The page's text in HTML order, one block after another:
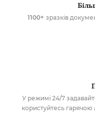
1100+ зразків
У режимі 24/7
користуйтесь гарячою